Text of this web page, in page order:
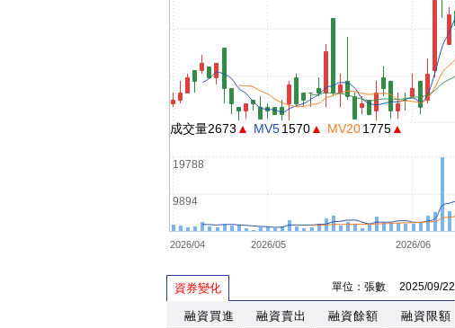
2026/04 2026/05 2026/06
9894
19788
成交量2673 ▲ MV51570▲ MV201775▲
資券變化 單位：張數 2025/09/22
融資買進 融資賣出 融資餘額
融資限額